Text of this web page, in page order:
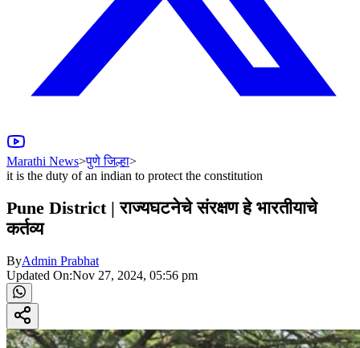
Marathi News>पुणे जिल्हा>
it is the duty of an indian to protect the constitution
Pune District | राज्यघटनेचे संरक्षण हे भारतीयाचे
कर्तव्य
ByAdmin Prabhat
Updated On:Nov 27, 2024, 05:56 pm